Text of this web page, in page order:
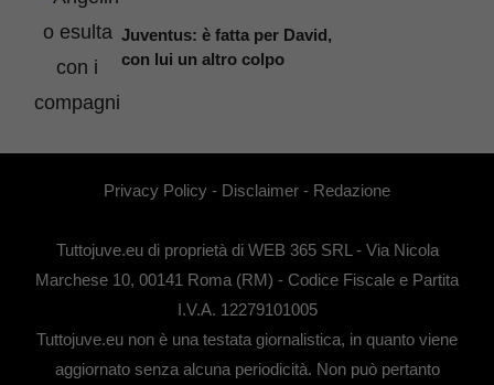
Juventus: è fatta per David,
con lui un altro colpo
Privacy Policy - Disclaimer - Redazione
Tuttojuve.eu di proprietà di WEB 365 SRL - Via Nicola
Marchese 10, 00141 Roma (RM) - Codice Fiscale e Partita
I.V.A. 12279101005
Tuttojuve.eu non è una testata giornalistica, in quanto viene
aggiornato senza alcuna periodicità. Non può pertanto